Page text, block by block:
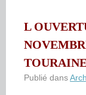
L
Publié dans